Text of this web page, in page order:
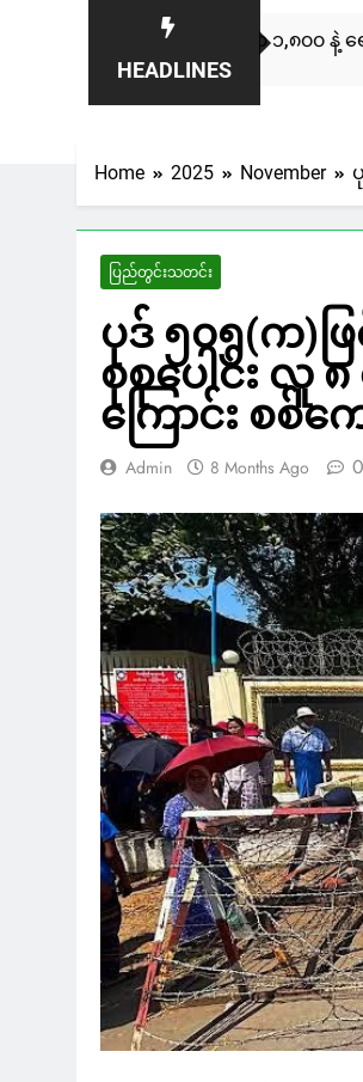
HEADLINES
ကနေဒါမှာ ဒေါ်လာ ၁,၈၀၀ နဲ့ ရောင်းထွက်
Home 2025 November
ပြည်တွင်းသတင်း
ပုဒ် ၅၀၅(က)
စုစုပေါင်း လူ
ကြောင်း စစ်
Admin 8 Months Ago 0